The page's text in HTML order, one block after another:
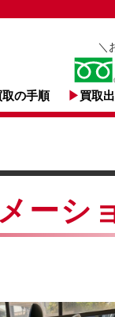
＼
の手順 買取
ーシ